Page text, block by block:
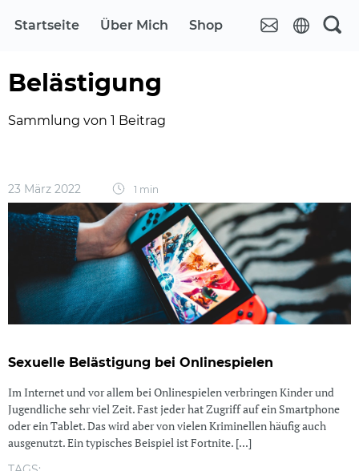
Startseite Über Mich Shop
Belästigung
Sammlung von 1 Beitrag
23 März 2022 1 min
Sexuelle Belästigung bei Onlinespielen
Im Internet und vor allem bei Onlinespielen verbringen Kinder und
Jugendliche sehr viel Zeit. Fast jeder hat Zugriff auf ein Smartphone
oder ein Tablet. Das wird aber von vielen Kriminellen häufig auch
ausgenutzt. Ein typisches Beispiel ist Fortnite. [...]